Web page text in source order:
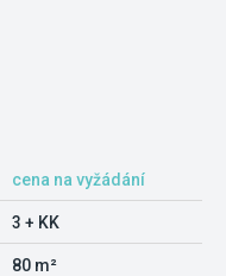
cena na vyžádání
3 + KK
80 m²